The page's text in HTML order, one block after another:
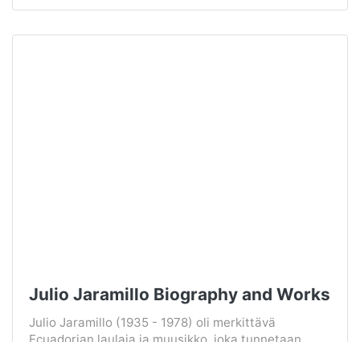
Julio Jaramillo Biography and Works
Julio Jaramillo (1935 - 1978) oli merkittävä